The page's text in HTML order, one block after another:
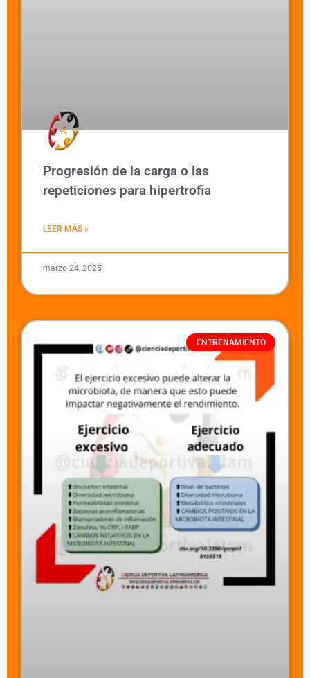
Progresión de la carga o las
repeticiones para hipertrofia
LEER MÁS »
marzo 24, 2025
ENTRENAMIENTO